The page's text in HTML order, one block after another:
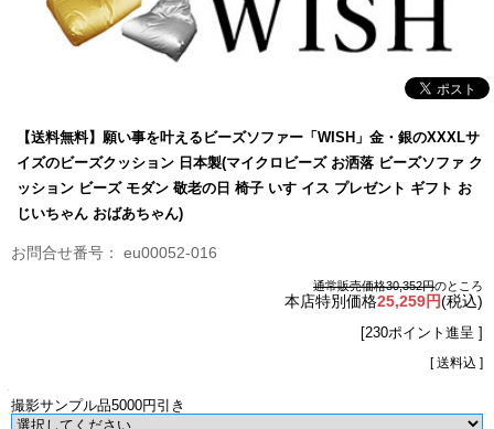
【送料無料】願い事を叶えるビーズソファー「WISH」金・銀のXXXLサ
イズのビーズクッション 日本製(マイクロビーズ お洒落 ビーズソファ ク
ッション ビーズ モダン 敬老の日 椅子 いす イス プレゼント ギフト お
じいちゃん おばあちゃん)
eu00052-016
通常販売価格30,352円のところ
本店特別価格25,259円(税込)
[230ポイント進呈 ]
[ 送料込 ]
撮影サンプル品5000円引き